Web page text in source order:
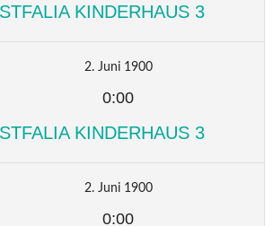
KINDERHAUS 3
2. Juni 1900
0:00
KINDERHAUS 3
2. Juni 1900
0:00